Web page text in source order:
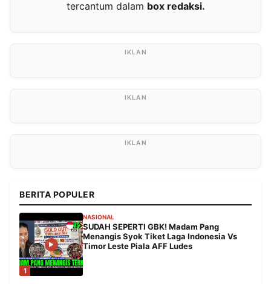
tercantum dalam box redaksi.
BERITA POPULER
1
NASIONAL
SUDAH SEPERTI GBK! Madam Pang
Menangis Syok Tiket Laga Indonesia Vs
Timor Leste Piala AFF Ludes